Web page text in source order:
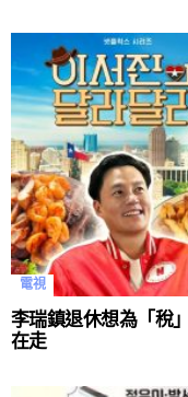
電視
李瑞鎮退休想為「稅
在走